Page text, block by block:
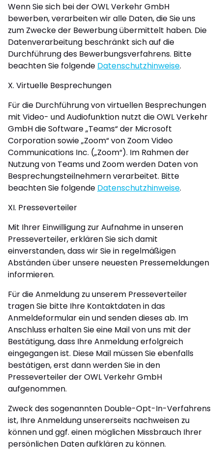
Wenn Sie sich bei der OWL Verkehr GmbH
bewerben, verarbeiten wir alle Daten, die Sie uns
zum Zwecke der Bewerbung übermittelt haben. Die
Datenverarbeitung beschränkt sich auf die
Durchführung des Bewerbungsverfahrens. Bitte
beachten Sie folgende Datenschutzhinweise.
X. Virtuelle Besprechungen
Für die Durchführung von virtuellen Besprechungen
mit Video- und Audiofunktion nutzt die OWL Verkehr
GmbH die Software „Teams“ der Microsoft
Corporation sowie „Zoom“ von Zoom Video
Communications Inc. („Zoom“). Im Rahmen der
Nutzung von Teams und Zoom werden Daten von
Besprechungsteilnehmern verarbeitet. Bitte
beachten Sie folgende Datenschutzhinweise.
XI. Presseverteiler
Mit Ihrer Einwilligung zur Aufnahme in unseren
Presseverteiler, erklären Sie sich damit
einverstanden, dass wir Sie in regelmäßigen
Abständen über unsere neuesten Pressemeldungen
informieren.
Für die Anmeldung zu unserem Presseverteiler
tragen Sie bitte Ihre Kontaktdaten in das
Anmeldeformular ein und senden dieses ab. Im
Anschluss erhalten Sie eine Mail von uns mit der
Bestätigung, dass Ihre Anmeldung erfolgreich
eingegangen ist. Diese Mail müssen Sie ebenfalls
bestätigen, erst dann werden Sie in den
Presseverteiler der OWL Verkehr GmbH
aufgenommen.
Zweck des sogenannten Double-Opt-In-Verfahrens
ist, Ihre Anmeldung unsererseits nachweisen zu
können und ggf. einen möglichen Missbrauch Ihrer
persönlichen Daten aufklären zu können.